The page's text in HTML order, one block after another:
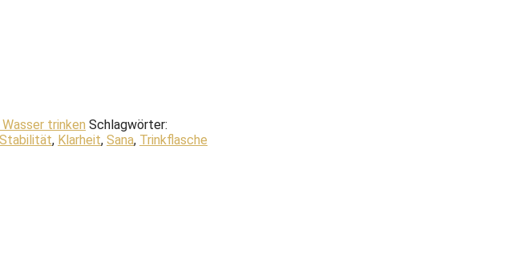
trinken Schlagwörter:
, Klarheit, Sana, Trinkflasche